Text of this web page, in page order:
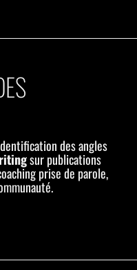
des angles
sur publications
prise de parole,